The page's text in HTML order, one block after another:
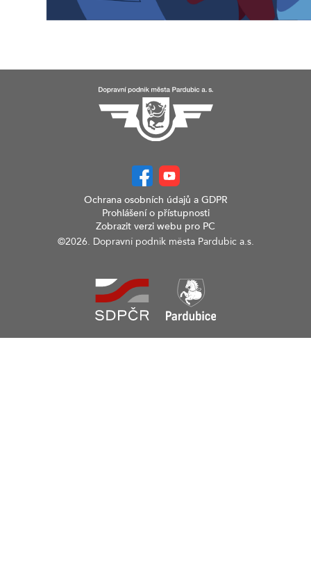
Ochrana osobních údajů a GDPR
Prohlášení o přístupnosti
Zobrazit verzi webu pro PC
©2026. Dopravní podnik města Pardubic a.s.